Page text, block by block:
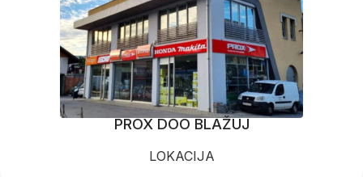
PROX DOO BLAŽUJ
LOKACIJA